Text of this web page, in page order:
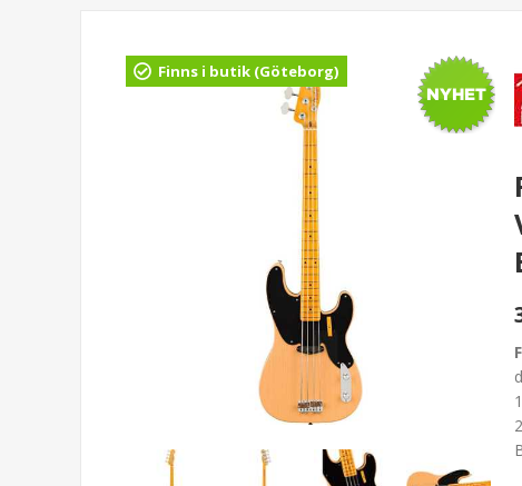
Finns i butik (Göteborg)